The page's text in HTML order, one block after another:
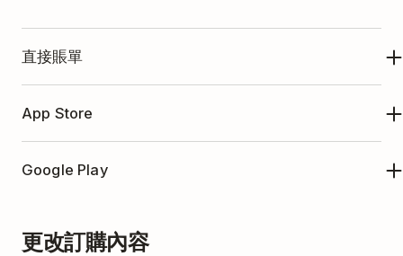
直接賬單
打開
訂購
點擊更新資訊，在賬單資訊版塊下。
App Store
賬單資訊。
Google Play
的賬單資訊。
更改訂購內容